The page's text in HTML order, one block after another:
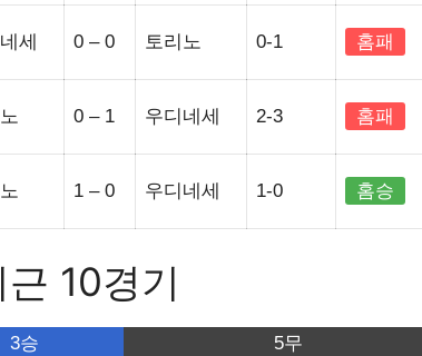
세 0 – 0 토리노 0-1 홈패
0 – 1 우디네세 2-3 홈패
1 – 0 우디네세 1-0 홈승
10경기
3승 5무